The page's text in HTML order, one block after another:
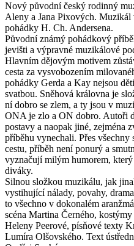
Nový původní český rodinný
Aleny a Jana Pixových.
pohádky H. Ch. Andersena.
Původní známý pohádkový
jevišti a výpravné muzikálové
Hlavním dějovým motivem
cesta za vysvobozením
pohádky Gerda a Kay nejsou
svatbou. Sněhová královna je
ní dobro se zlem, a ty jsou v
ONA je zlo a ON dobro. Autoři
postavy a naopak jiné, zejména
příběhu vynechali. Přes
cestu, příběh není ponurý a
vyznačují milým humorem,
diváky.
Silnou složkou muzikálu, jak
vystihující nálady, povahy,
to všechno v dokonalém
scéna Martina Černého,
Heleny Peerové, písňové texty
Lumíra Olšovského. Text